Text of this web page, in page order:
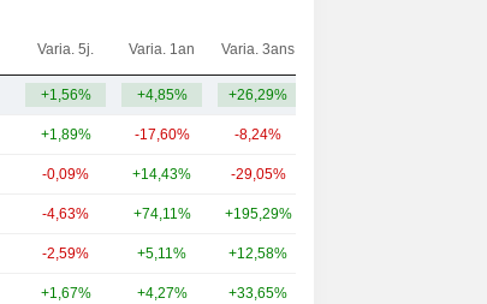
Varia. 5j. Varia. 1an Varia. 3ans
+1,56% +4,85% +26,29%
+1,89% -17,60% -8,24%
-0,09% +14,43% -29,05%
-4,63% +74,11% +195,29%
-2,59% +5,11% +12,58%
+1,67% +4,27% +33,65%